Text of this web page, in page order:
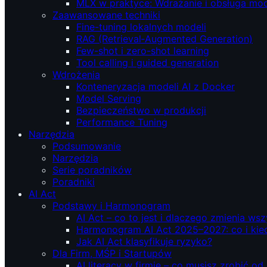
MLX w praktyce: Wdrażanie i obsługa
Zaawansowane techniki
Fine-tuning lokalnych modeli
RAG (Retrieval‑Augmented Generation)
Few-shot i zero-shot learning
Tool calling i guided generation
Wdrożenia
Konteneryzacja modeli AI z Docker
Model Serving
Bezpieczeństwo w produkcji
Performance Tuning
Narzędzia
Podsumowanie
Narzędzia
Serie poradników
Poradniki
AI Act
Podstawy i Harmonogram
AI Act – co to jest i dlaczego zmienia
Harmonogram AI Act 2025–2027: co i
Jak AI Act klasyfikuje ryzyko?
Dla Firm, MŚP i Startupów